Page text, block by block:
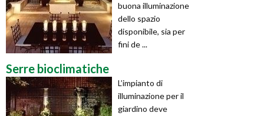
buona illuminazione
dello spazio
disponibile, sia per
fini de ...
Serre bioclimatiche
L’impianto di
illuminazione per il
giardino deve